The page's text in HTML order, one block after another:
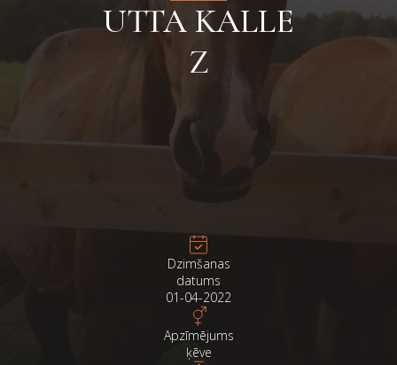
UTTA KALLE
Z
Dzimšanas
datums
01-04-2022
Apzīmējums
ķēve